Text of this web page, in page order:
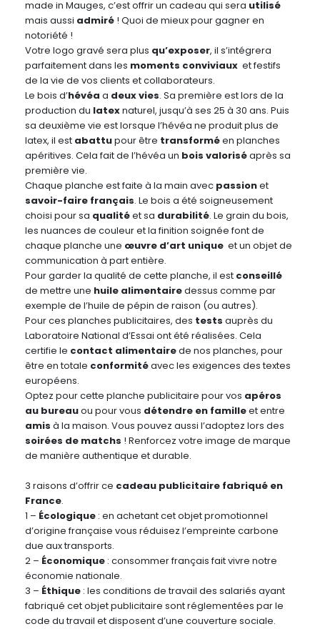
made in Mauges, c’est offrir un cadeau qui sera utilisé
mais aussi admiré ! Quoi de mieux pour gagner en
notoriété !
Votre logo gravé sera plus qu’exposer, il s’intégrera
parfaitement dans les moments conviviaux et festifs
de la vie de vos clients et collaborateurs.
Le bois d’hévéa a deux vies. Sa première est lors de la
production du latexnaturel, jusqu’à ses 25 à 30 ans. Puis
sa deuxième vie est lorsque l’hévéa ne produit plus de
latex, il est abattupour être transforméen planches
apéritives. Cela fait de l’hévéa un bois valoriséaprès sa
première vie.
Chaque planche est faite à la main avec passionet
savoir-faire français. Le bois a été soigneusement
choisi pour sa qualitéet sa durabilité. Le grain du bois,
les nuances de couleur et la finition soignée font de
chaque planche une œuvre d’art unique et un objet de
communication à part entière.
Pour garder la qualité de cette planche, il est conseillé
de mettre une huile alimentairedessus comme par
exemple de l’huile de pépin de raison (ou autres).
Pour ces planches publicitaires, des tests auprès du
Laboratoire National d’Essai ont été réalisées. Cela
certifie le contact alimentairede nos planches, pour
être en totale conformitéavec les exigences des textes
européens.
Optez pour cette planche publicitaire pour vos apéros
au bureauou pour vous détendre en familleet entre
amis à la maison. Vous pouvez aussi l’adoptez lors des
soirées de matchs ! Renforcez votre image de marque
de manière authentique et durable.
3 raisons d’offrir ce cadeau publicitaire fabriqué en
France.
1 – Écologique : en achetant cet objet promotionnel
d’origine française vous réduisez l’empreinte carbone
due aux transports.
2 – Économique : consommer français fait vivre notre
économie nationale.
3 – Éthique : les conditions de travail des salariés ayant
fabriqué cet objet publicitaire sont réglementées par le
code du travail et disposent d’une couverture sociale.